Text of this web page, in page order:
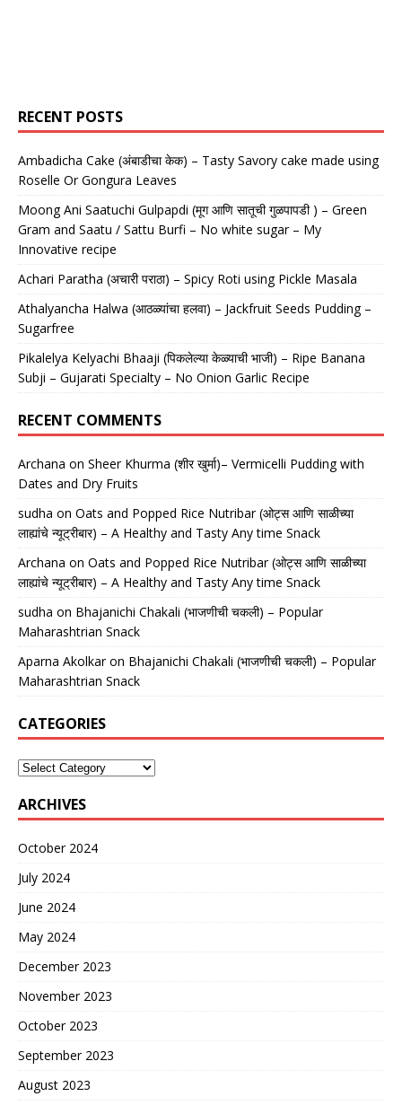
RECENT POSTS
Ambadicha Cake (अंबाडीचा केक) – Tasty Savory cake made using
Roselle Or Gongura Leaves
Moong Ani Saatuchi Gulpapdi (मूग आणि सातूची गुळपापडी ) – Green
Gram and Saatu / Sattu Burfi – No white sugar – My
Innovative recipe
Achari Paratha (अचारी पराठा) – Spicy Roti using Pickle Masala
Athalyancha Halwa (आठळ्यांचा हलवा) – Jackfruit Seeds Pudding –
Sugarfree
Pikalelya Kelyachi Bhaaji (पिकलेल्या केळ्याची भाजी) – Ripe Banana
Subji – Gujarati Specialty – No Onion Garlic Recipe
RECENT COMMENTS
Archana on Sheer Khurma (शीर खुर्मा)– Vermicelli Pudding with
Dates and Dry Fruits
sudha on Oats and Popped Rice Nutribar (ओट्स आणि साळीच्या
लाह्यांचे न्यूट्रीबार) – A Healthy and Tasty Any time Snack
Archana on Oats and Popped Rice Nutribar (ओट्स आणि साळीच्या
लाह्यांचे न्यूट्रीबार) – A Healthy and Tasty Any time Snack
sudha on Bhajanichi Chakali (भाजणीची चकली) – Popular
Maharashtrian Snack
Aparna Akolkaron Bhajanichi Chakali (भाजणीची चकली) – Popular
Maharashtrian Snack
CATEGORIES
ARCHIVES
October 2024
July 2024
June 2024
May 2024
December 2023
November 2023
October 2023
September 2023
August 2023